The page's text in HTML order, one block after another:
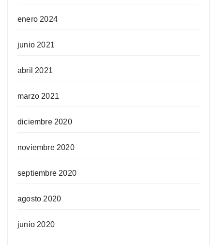
enero 2024
junio 2021
abril 2021
marzo 2021
diciembre 2020
noviembre 2020
septiembre 2020
agosto 2020
junio 2020